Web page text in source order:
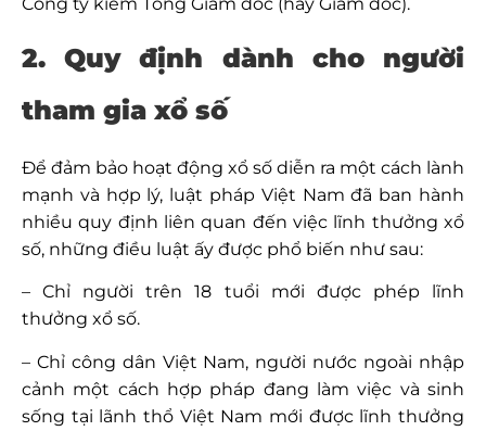
2. Quy định dành cho người
tham gia xổ số
Để đảm bảo hoạt động xổ số diễn ra một cách lành
mạnh và hợp lý, luật pháp Việt Nam đã ban hành
nhiều quy định liên quan đến việc lĩnh thưởng xổ
số, những điều luật ấy được phổ biến như sau:
– Chỉ người trên 18 tuổi mới được phép lĩnh
thưởng xổ số.
– Chỉ công dân Việt Nam, người nước ngoài nhập
cảnh một cách hợp pháp đang làm việc và sinh
sống tại lãnh thổ Việt Nam mới được lĩnh thưởng